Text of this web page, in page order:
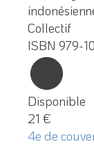
Collectif
ISBN 979-
Disponible
21 €
4e de